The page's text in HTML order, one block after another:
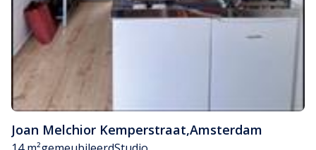
Joan Melchior Kemperstraat,Amsterdam